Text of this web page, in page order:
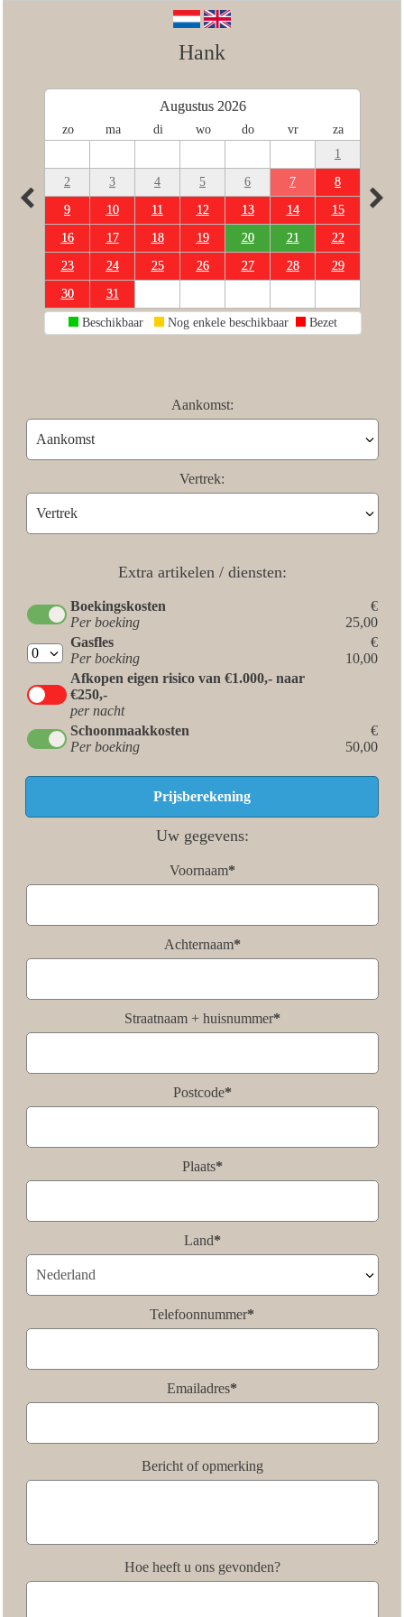
Hank
Augustus 2026
zo ma di wo do vr
za
1
2 3 4 5 6 7 8
9 10 11 12 13 14 15
16 17 18 19 20 21 22
23 24 25 26 27 28 29
30 31
Beschikbaar Nog enkele beschikbaar Bezet
Aankomst:
Vertrek:
Extra artikelen / diensten:
Boekingskosten
Per boeking
€
25,00
Gasfles
Per boeking
€
10,00
Afkopen eigen risico van €1.000,- naar
€250,-
per nacht
Schoonmaakkosten
Per boeking
€
50,00
Uw gegevens:
Voornaam*
Achternaam*
Straatnaam + huisnummer*
Postcode*
Plaats*
Land*
Telefoonnummer*
Emailadres*
Bericht of opmerking
Hoe heeft u ons gevonden?